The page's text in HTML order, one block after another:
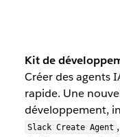
Kit de
Créer des agents
rapide. Une
développement,
Slack Create Agent